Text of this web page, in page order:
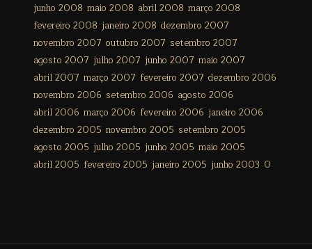
junho 2008 maio 2008 abril 2008 março 2008
fevereiro 2008 janeiro 2008 dezembro 2007
novembro 2007 outubro 2007 setembro 2007
agosto 2007 julho 2007 junho 2007 maio 2007
abril 2007 março 2007 fevereiro 2007 dezembro 2006
novembro 2006 setembro 2006 agosto 2006
abril 2006 março 2006 fevereiro 2006 janeiro 2006
dezembro 2005 novembro 2005 setembro 2005
agosto 2005 julho 2005 junho 2005 maio 2005
abril 2005 fevereiro 2005 janeiro 2005 junho 2003 0